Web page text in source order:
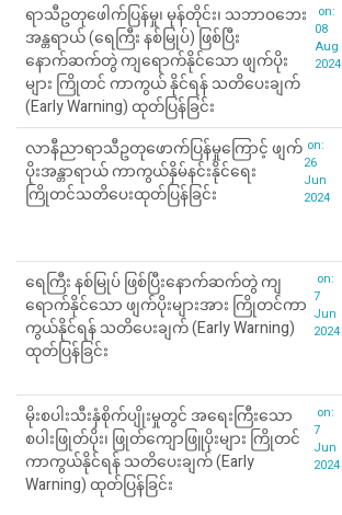
ရာသီဥတုဖေါက်ပြန်မှု၊ မုန်တိုင်း၊ သဘာဝဘေး
အန္တရာယ် (ရေကြီး နစ်မြုပ်) ဖြစ်ပြီး
နောက်ဆက်တွဲ ကျရောက်နိုင်သော ဖျက်ပိုး
များ ကြိုတင် ကာကွယ် နိုင်ရန် သတိပေးချက်
(Early Warning) ထုတ်ပြန်ခြင်း
on:
08
Aug
2024
လာနီညာရာသီဥတုဖောက်ပြန်မှုကြောင့် ဖျက်
ပိုးအန္တာရာယ် ကာကွယ်နှိမ်နင်းနိုင်ရေး
ကြိုတင်သတိပေးထုတ်ပြန်ခြင်း
on:
26
Jun
2024
ရေကြီး နစ်မြုပ် ဖြစ်ပြီးနောက်ဆက်တွဲ ကျ
ရောက်နိုင်သော ဖျက်ပိုးများအား ကြိုတင်ကာ
ကွယ်နိုင်ရန် သတိပေးချက် (Early Warning)
ထုတ်ပြန်ခြင်း
on:
7
Jun
2024
မိုးစပါးသီးနှံစိုက်ပျိုးမှုတွင် အရေးကြီးသော
စပါးဖြုတ်ပိုး၊ ဖြုတ်ကျောဖြူပိုးများ ကြိုတင်
ကာကွယ်နိုင်ရန် သတိပေးချက် (Early
Warning) ထုတ်ပြန်ခြင်း
on:
7
Jun
2024